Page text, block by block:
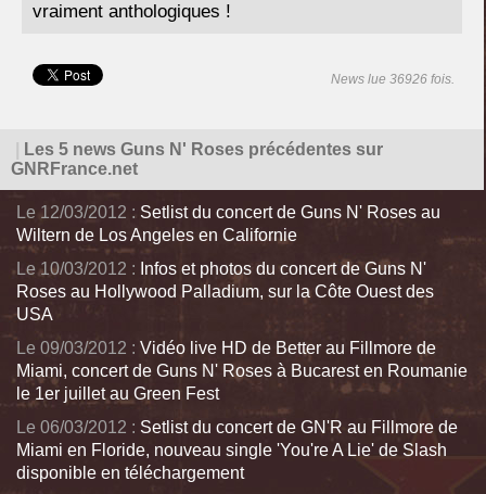
vraiment anthologiques !
News lue 36926 fois.
Les 5 news Guns N' Roses précédentes sur
GNRFrance.net
Le 12/03/2012 : Setlist du concert de Guns N' Roses au
Wiltern de Los Angeles en Californie
Le 10/03/2012 : Infos et photos du concert de Guns N'
Roses au Hollywood Palladium, sur la Côte Ouest des
USA
Le 09/03/2012 : Vidéo live HD de Better au Fillmore de
Miami, concert de Guns N' Roses à Bucarest en Roumanie
le 1er juillet au Green Fest
Le 06/03/2012 : Setlist du concert de GN'R au Fillmore de
Miami en Floride, nouveau single 'You're A Lie' de Slash
disponible en téléchargement